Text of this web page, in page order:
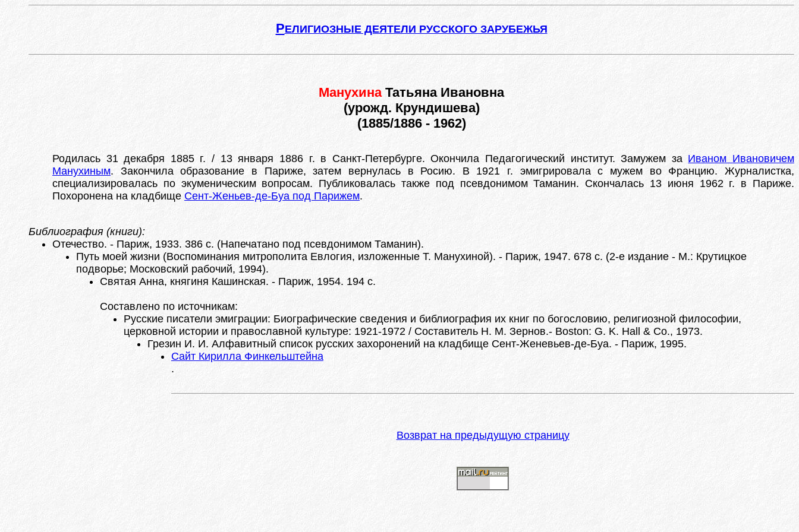
РЕЛИГИОЗНЫЕ ДЕЯТЕЛИ РУССКОГО ЗАРУБЕЖЬЯ
Манухина Татьяна Ивановна
(урожд. Крундишева)
(1885/1886 - 1962)
Родилась 31 декабря 1885 г. / 13 января 1886 г. в Санкт-Петербурге. Окончила Педагогический институт. Замужем за Иваном Ивановичем
Манухиным. Закончила образование в Париже, затем вернулась в Росию. В 1921 г. эмигрировала с мужем во Францию. Журналистка,
специализировалась по экуменическим вопросам. Публиковалась также под псевдонимом Таманин. Скончалась 13 июня 1962 г. в Париже.
Похоронена на кладбище Сент-Женьев-де-Буа под Парижем.
Библиография (книги):
Отечество. - Париж, 1933. 386 с. (Напечатано под псевдонимом Таманин).
Путь моей жизни (Воспоминания митрополита Евлогия, изложенные Т. Манухиной). - Париж, 1947. 678 с. (2-е издание - М.: Крутицкое
подворье; Московский рабочий, 1994).
Святая Анна, княгиня Кашинская. - Париж, 1954. 194 с.
Составлено по источникам:
Русские писатели эмиграции: Биографические сведения и библиография их книг по богословию, религиозной философии,
церковной истории и православной культуре: 1921-1972 / Составитель Н. М. Зернов.- Boston: G. K. Hall & Co., 1973.
Грезин И. И. Алфавитный список русских захоронений на кладбище Сент-Женевьев-де-Буа. - Париж, 1995.
Сайт Кирилла Финкельштейна
.
Возврат на предыдущую страницу